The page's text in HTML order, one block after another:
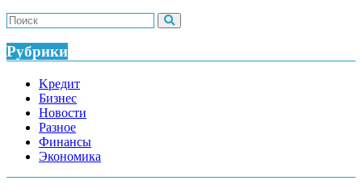
это,
Рубрики
Kредит
Бизнес
Новости
Разное
Финансы
Экономика